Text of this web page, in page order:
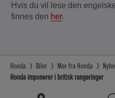
Hvis du vil lese den
finnes den her.
Honda Biler Mer fra Honda
Honda imponerer i britisk rangeringer